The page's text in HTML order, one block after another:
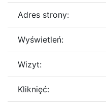
Adres strony:
Wyświetleń:
Wizyt:
Kliknięć: